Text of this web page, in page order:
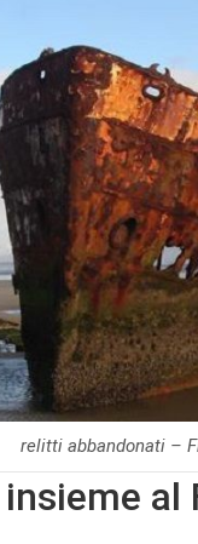
relitti abbandonati –
al